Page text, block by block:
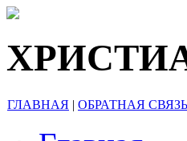
ГЛАВНАЯ | ОБРАТНАЯ СВЯЗЬ